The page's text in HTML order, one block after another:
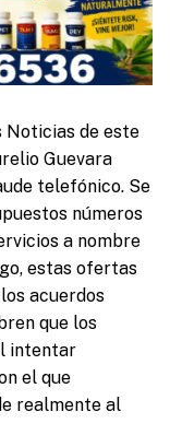
Noticias de este
Guevara
telefónico. Se
números
a nombre
estas ofertas
acuerdos
que los
intentar
el que
realmente al